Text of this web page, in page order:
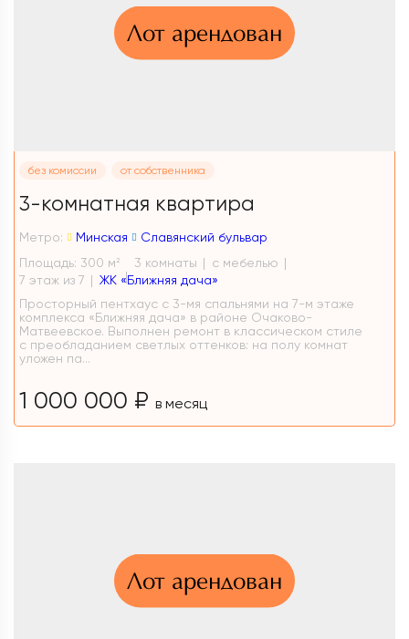
Лот арендован
без комиссии от собственника
3-комнатная квартира
Метро: Минская
Славянский бульвар
Площадь: 300 м 2 3 комнаты
с мебелью
7 этаж из 7
ЖК «Ближняя дача»
Просторный пентхаус с 3-мя спальнями на 7-м этаже
комплекса «Ближняя дача» в районе Очаково-
Матвеевское. Выполнен ремонт в классическом стиле
с преобладанием светлых оттенков: на полу комнат
уложен па...
1 000 000 ₽ в месяц
Лот арендован